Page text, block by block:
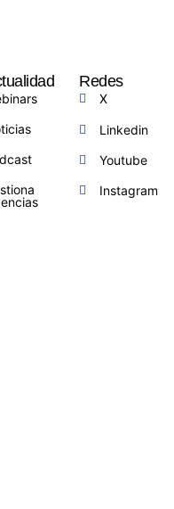
Redes
X
Linkedin
Youtube
Instagram